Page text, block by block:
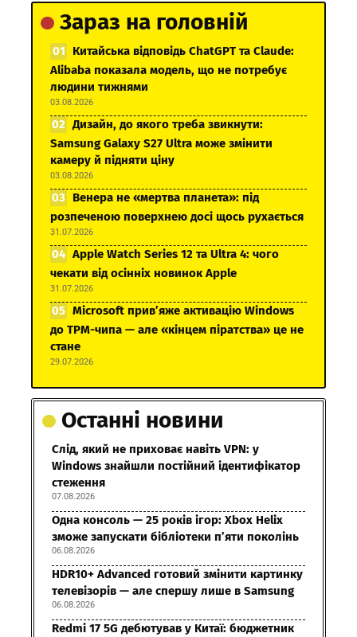
Зараз на головній
Китайська відповідь ChatGPT та Claude:
Alibaba показала модель, що не потребує
людини тижнями
03.08.2026
Дизайн, до якого треба звикнути:
Samsung Galaxy S27 Ultra може змінити
камеру й підняти ціну
03.08.2026
Венера не «мертва планета»: під
розпеченою поверхнею досі щось рухається
31.07.2026
Apple Watch Series 12 та Ultra 4: чого
чекати від осінніх новинок Apple
31.07.2026
Microsoft прив’яже активацію Windows
до TPM-чипа — але «кінцем піратства» це не
стане
29.07.2026
Останні новини
Слід, який не приховає навіть VPN: у
Windows знайшли постійний ідентифікатор
стеження
07.08.2026
Одна консоль — 25 років ігор: Xbox Helix
зможе запускати бібліотеки п’яти поколінь
06.08.2026
HDR10+ Advanced готовий змінити картинку
телевізорів — але спершу лише в Samsung
06.08.2026
Redmi 17 5G дебютував у Китаї: бюджетник